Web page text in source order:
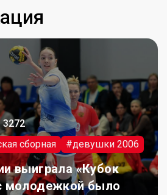
3272
сборная #девушки 2006
выиграла «Кубок
молодежкой было